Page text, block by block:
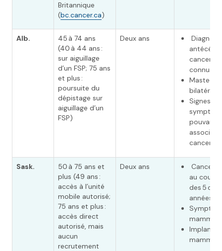
Britannique
(bc.cancer.ca)
Alb.
45 à 74 ans
(40 à 44 ans :
sur aiguillage
d’un FSP; 75 ans
et plus :
poursuite du
dépistage sur
aiguillage d’un
FSP)
Deux ans
cancer
connus
bilatérale
Signes et
pouvant
associés
cancer
Sask.
50 à 75 ans et
plus (49 ans :
accès à l’unité
mobile autorisé;
75 ans et plus :
accès direct
autorisé, mais
aucun
recrutement
Deux ans
Cancer
au cours
des 5
années
Implants